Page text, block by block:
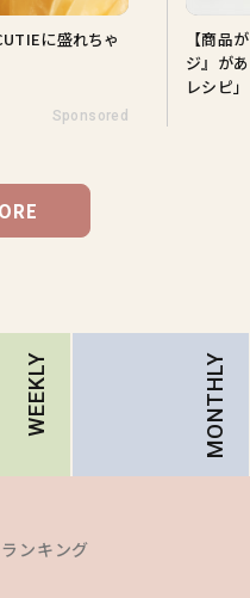
に盛れちゃ
Sponsored
【商品
ジ』が
レシピ」
WEEKLY MONTHLY
ランキング
ランキング
ランキング